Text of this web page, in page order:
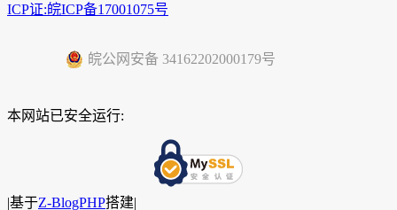
ICP证:皖ICP备17001075号
皖公网安备 34162202000179号
本网站已安全运行:
|基于Z-BlogPHP搭建|